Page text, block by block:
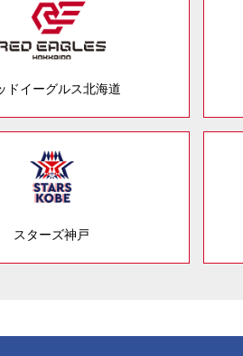
ドイーグルス北海道
スターズ神戸